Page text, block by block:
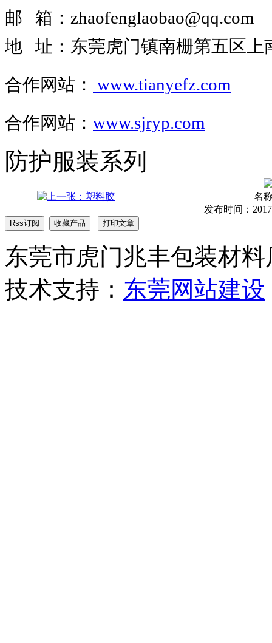
邮 箱 ： zhaofenglaobao@qq.com
地 址 ： 东莞虎门镇南栅第五区上
合作网站 ： www.tianyefz.com
合作网站： www.sjryp.com
防护服装系列
名
发布时间：
东莞市虎门兆丰包装材
技术支持： 东莞网站建设